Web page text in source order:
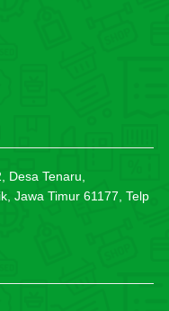
Desa Tenaru,
Jawa Timur 61177, Telp